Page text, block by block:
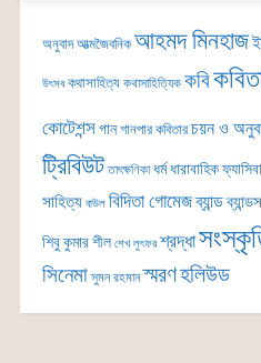
অনুবাদ আত্মজৈবনিক আহমদ মিনহাজ
উৎসব কথাসাহিত্য কথাসাহিত্যিক কবি
কোটেশন্সগান গানপার কবিতার চয়ন ও
ট্রিবিউট তাৎক্ষণিকা ধর্ম ধারাবাহিক
সাহিত্য বাউল বিদিতা গোমেজব্যান্ড
শিবু কুমার শীল শেখ লুৎফর শ্রদ্ধা
সিনেমা সুমন রহমান স্মরণহলিউড